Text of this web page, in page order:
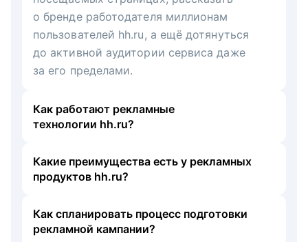
о бренде работодателя миллионам
пользователей hh.ru, а ещё дотянуться
до активной аудитории сервиса даже
за его пределами.
Как работают рекламные
технологии hh.ru?
Какие преимущества есть у рекламных
продуктов hh.ru?
Как спланировать процесс подготовки
рекламной кампании?